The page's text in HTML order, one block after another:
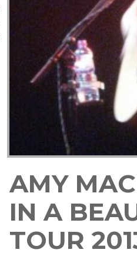
Sea
AMY
IN A
TOUR